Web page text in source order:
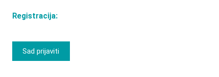
Registracija:
Sad prijaviti